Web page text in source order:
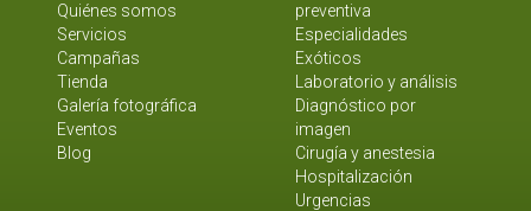
Quiénes somos
Servicios
Campañas
Tienda
Galería fotográfica
Eventos
Blog
preventiva
Especialidades
Exóticos
Laboratorio y análisis
Diagnóstico por
imagen
Cirugía y anestesia
Hospitalización
Urgencias